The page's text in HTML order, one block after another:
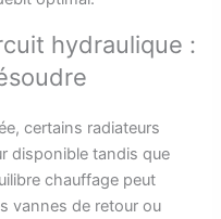
hydraulique :
certains radiateurs
disponible tandis que
chauffage peut
vannes de retour ou